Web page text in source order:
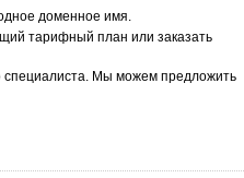
доменное имя.
тарифный план или заказать
специалиста. Мы можем предложить